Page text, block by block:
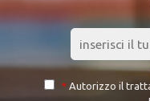
* Autorizzo il